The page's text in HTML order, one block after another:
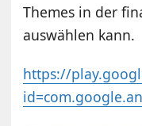
Themes in der
auswählen kann.
https://